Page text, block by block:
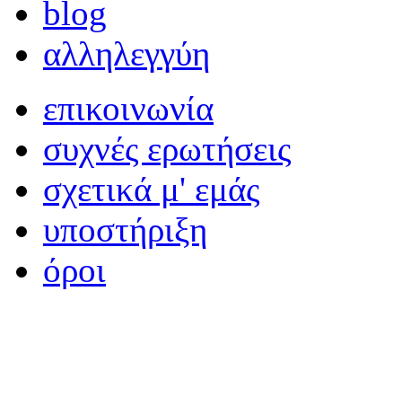
blog
αλληλεγγύη
επικοινωνία
συχνές ερωτήσεις
σχετικά μ' εμάς
υποστήριξη
όροι